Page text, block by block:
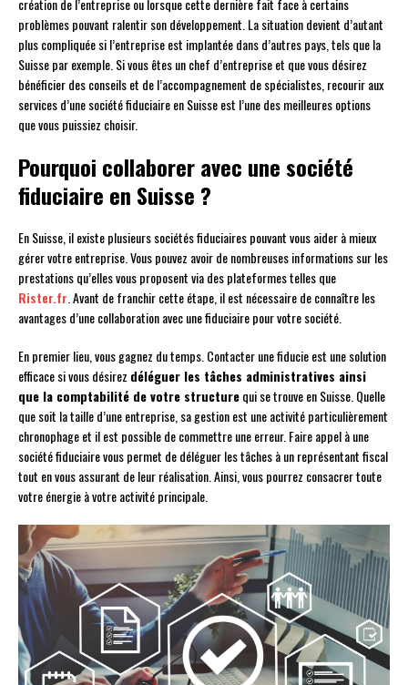
création de l’entreprise ou lorsque cette dernière fait face à certains
problèmes pouvant ralentir son développement. La situation devient d’autant
plus compliquée si l’entreprise est implantée dans d’autres pays, tels que la
Suisse par exemple. Si vous êtes un chef d’entreprise et que vous désirez
bénéficier des conseils et de l’accompagnement de spécialistes, recourir aux
services d’une société fiduciaire en Suisse est l’une des meilleures options
que vous puissiez choisir.
Pourquoi collaborer avec une société
fiduciaire en Suisse ?
En Suisse, il existe plusieurs sociétés fiduciaires pouvant vous aider à mieux
gérer votre entreprise. Vous pouvez avoir de nombreuses informations sur les
prestations qu’elles vous proposent via des plateformes telles que
Rister.fr . Avant de franchir cette étape, il est nécessaire de connaître les
avantages d’une collaboration avec une fiduciaire pour votre société.
En premier lieu, vous gagnez du temps. Contacter une fiducie est une solution
efficace si vous désirez déléguer les tâches administratives ainsi
que la comptabilité de votre structurequi se trouve en Suisse. Quelle
que soit la taille d’une entreprise, sa gestion est une activité particulièrement
chronophage et il est possible de commettre une erreur. Faire appel à une
société fiduciaire vous permet de déléguer les tâches à un représentant fiscal
tout en vous assurant de leur réalisation. Ainsi, vous pourrez consacrer toute
votre énergie à votre activité principale.